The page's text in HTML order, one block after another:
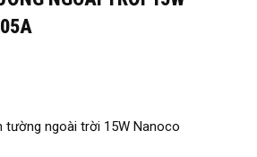
tường ngoài trời 15W Nanoco